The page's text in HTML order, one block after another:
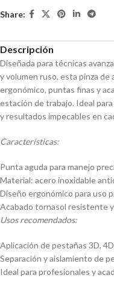
Share:
Descripción
Diseñada para técnicas
y volumen ruso, esta pinza
ergonómico, puntas finas y
estación de trabajo. Ideal
y resultados impecables en
Características:
Punta aguda para manejo
Material: acero inoxidable
Diseño ergonómico para uso
Acabado tornasol resistente
Usos recomendados:
Aplicación de pestañas 3D,
Separación y aislamiento de
Ideal para profesionales y